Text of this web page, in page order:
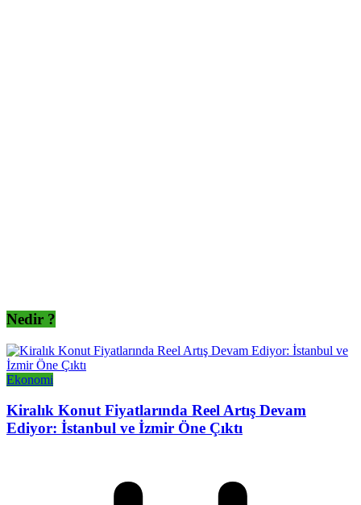
Nedir ?
Ekonomi
Kiralık Konut Fiyatlarında Reel Artış Devam
Ediyor: İstanbul ve İzmir Öne Çıktı